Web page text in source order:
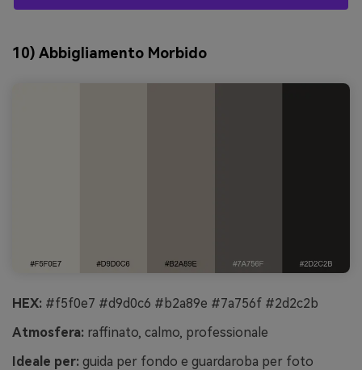
10) Abbigliamento Morbido
HEX: #f5f0e7 #d9d0c6 #b2a89e #7a756f #2d2c2b
Atmosfera: raffinato, calmo, professionale
Ideale per: guida per fondo e guardaroba per foto